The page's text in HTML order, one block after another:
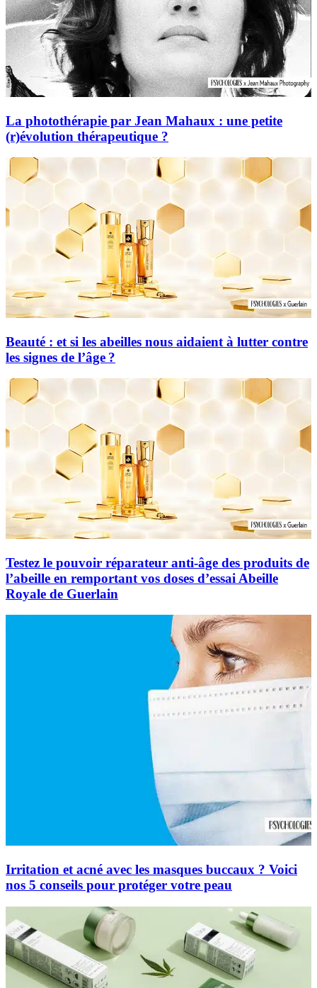
La photothérapie par Jean Mahaux : une petite
(r)évolution thérapeutique ?
Beauté : et si les abeilles nous aidaient à lutter contre
les signes de l’âge ?
Testez le pouvoir réparateur anti-âge des produits de
l’abeille en remportant vos doses d’essai Abeille
Royale de Guerlain
Irritation et acné avec les masques buccaux ? Voici
nos 5 conseils pour protéger votre peau